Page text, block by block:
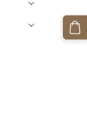
›
›